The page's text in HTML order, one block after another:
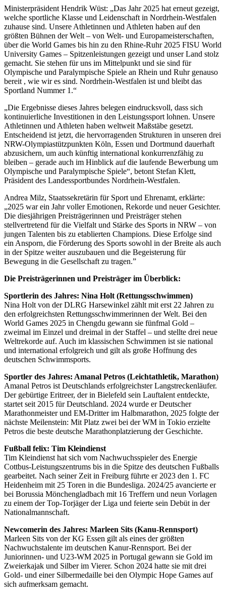
Ministerpräsident Hendrik Wüst: „Das Jahr 2025 hat erneut gezeigt,
welche sportliche Klasse und Leidenschaft in Nordrhein-Westfalen
zuhause sind. Unsere Athletinnen und Athleten haben auf den
größten Bühnen der Welt – von Welt- und Europameisterschaften,
über die World Games bis hin zu den Rhine-Ruhr 2025 FISU World
University Games – Spitzenleistungen gezeigt und unser Land stolz
gemacht. Sie stehen für uns im Mittelpunkt und sie sind für
Olympische und Paralympische Spiele an Rhein und Ruhr genauso
bereit , wie wir es sind. Nordrhein-Westfalen ist und bleibt das
Sportland Nummer 1.“
„Die Ergebnisse dieses Jahres belegen eindrucksvoll, dass sich
kontinuierliche Investitionen in den Leistungssport lohnen. Unsere
Athletinnen und Athleten haben weltweit Maßstäbe gesetzt.
Entscheidend ist jetzt, die hervorragenden Strukturen in unseren drei
NRW-Olympiastützpunkten Köln, Essen und Dortmund dauerhaft
abzusichern, um auch künftig international konkurrenzfähig zu
bleiben – gerade auch im Hinblick auf die laufende Bewerbung um
Olympische und Paralympische Spiele“, betont Stefan Klett,
Präsident des Landessportbundes Nordrhein-Westfalen.
Andrea Milz, Staatssekretärin für Sport und Ehrenamt, erklärte:
„2025 war ein Jahr voller Emotionen, Rekorde und neuer Gesichter.
Die diesjährigen Preisträgerinnen und Preisträger stehen
stellvertretend für die Vielfalt und Stärke des Sports in NRW – von
jungen Talenten bis zu etablierten Champions. Diese Erfolge sind
ein Ansporn, die Förderung des Sports sowohl in der Breite als auch
in der Spitze weiter auszubauen und die Begeisterung für
Bewegung in die Gesellschaft zu tragen.”
Die Preisträgerinnen und Preisträger im Überblick:
Sportlerin des Jahres: Nina Holt (Rettungsschwimmen)
Nina Holt von der DLRG Harsewinkel zählt mit erst 22 Jahren zu
den erfolgreichsten Rettungsschwimmerinnen der Welt. Bei den
World Games 2025 in Chengdu gewann sie fünfmal Gold –
zweimal im Einzel und dreimal in der Staffel – und stellte drei neue
Weltrekorde auf. Auch im klassischen Schwimmen ist sie national
und international erfolgreich und gilt als große Hoffnung des
deutschen Schwimmsports.
Sportler des Jahres: Amanal Petros (Leichtathletik, Marathon)
Amanal Petros ist Deutschlands erfolgreichster Langstreckenläufer.
Der gebürtige Eritreer, der in Bielefeld sein Lauftalent entdeckte,
startet seit 2015 für Deutschland. 2024 wurde er Deutscher
Marathonmeister und EM-Dritter im Halbmarathon, 2025 folgte der
nächste Meilenstein: Mit Platz zwei bei der WM in Tokio erzielte
Petros die beste deutsche Marathonplatzierung der Geschichte.
Fußball felix: Tim Kleindienst
Tim Kleindienst hat sich vom Nachwuchsspieler des Energie
Cottbus-Leistungszentrums bis in die Spitze des deutschen Fußballs
gearbeitet. Nach seiner Zeit in Freiburg führte er 2023 den 1. FC
Heidenheim mit 25 Toren in die Bundesliga. 2024/25 avancierte er
bei Borussia Mönchengladbach mit 16 Treffern und neun Vorlagen
zu einem der Top-Torjäger der Liga und feierte sein Debüt in der
Nationalmannschaft.
Newcomerin des Jahres: Marleen Sits (Kanu-Rennsport)
Marleen Sits von der KG Essen gilt als eines der größten
Nachwuchstalente im deutschen Kanur-Rennsport. Bei der
Juniorinnen- und U23-WM 2025 in Portugal gewann sie Gold im
Zweierkajak und Silber im Vierer. Schon 2024 hatte sie mit drei
Gold- und einer Silbermedaille bei den Olympic Hope Games auf
sich aufmerksam gemacht.